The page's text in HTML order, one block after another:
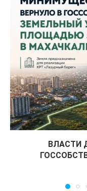
ВЛАСТИ